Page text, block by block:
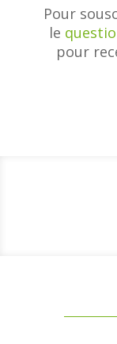
Pour
le
pour